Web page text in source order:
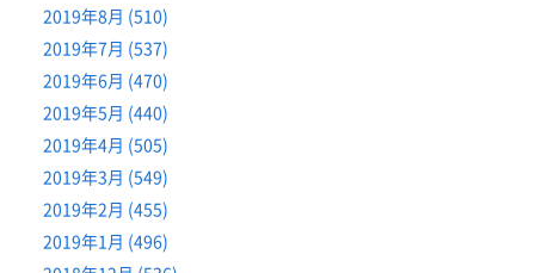
2019年8月 (510)
2019年7月 (537)
2019年6月 (470)
2019年5月 (440)
2019年4月 (505)
2019年3月 (549)
2019年2月 (455)
2019年1月 (496)